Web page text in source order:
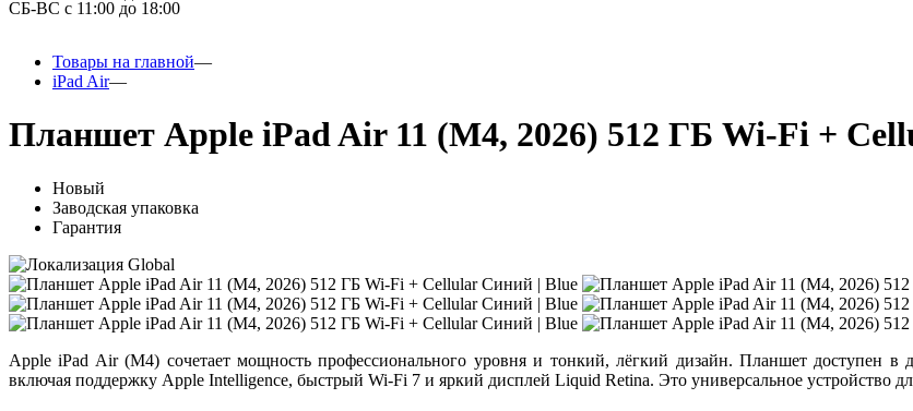
СБ-ВС с 11:00 до 18:00
Товары на главной
iPad Air
Планшет Apple iPad Air 11 (M4, 2026) 512 ГБ Wi-Fi +
Новый
Заводская упаковка
Гарантия
Apple iPad Air (M4) сочетает мощность профессионального уровня и тонкий, лёгкий дизайн. Планшет доступен
включая поддержку Apple Intelligence, быстрый Wi-Fi 7 и яркий дисплей Liquid Retina. Это универсальное устройство